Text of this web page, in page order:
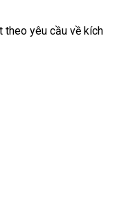
theo yêu cầu về kích